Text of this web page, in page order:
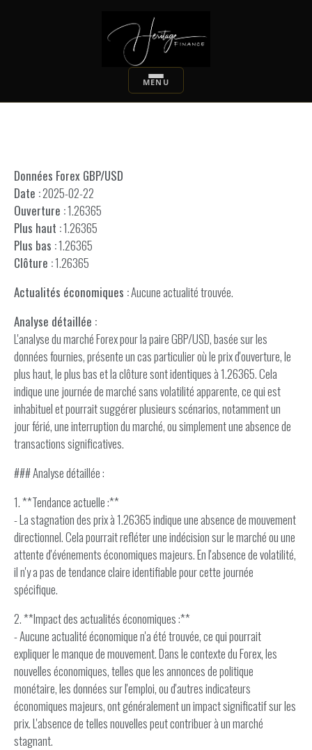
Données Forex GBP/USD
Date :2025-02-22
Ouverture :1.26365
Plus haut :1.26365
Plus bas :1.26365
Clôture :1.26365
Actualités économiques :Aucune actualité trouvée.
Analyse détaillée :
L'analyse du marché Forex pour la paire GBP/USD, basée sur les
données fournies, présente un cas particulier où le prix d'ouverture, le
plus haut, le plus bas et la clôture sont identiques à 1.26365. Cela
indique une journée de marché sans volatilité apparente, ce qui est
inhabituel et pourrait suggérer plusieurs scénarios, notamment un
jour férié, une interruption du marché, ou simplement une absence de
transactions significatives.
### Analyse détaillée :
1. **Tendance actuelle :**
- La stagnation des prix à 1.26365 indique une absence de mouvement
directionnel. Cela pourrait refléter une indécision sur le marché ou une
attente d'événements économiques majeurs. En l'absence de volatilité,
il n'y a pas de tendance claire identifiable pour cette journée
spécifique.
2. **Impact des actualités économiques :**
- Aucune actualité économique n'a été trouvée, ce qui pourrait
expliquer le manque de mouvement. Dans le contexte du Forex, les
nouvelles économiques, telles que les annonces de politique
monétaire, les données sur l'emploi, ou d'autres indicateurs
économiques majeurs, ont généralement un impact significatif sur les
prix. L'absence de telles nouvelles peut contribuer à un marché
stagnant.